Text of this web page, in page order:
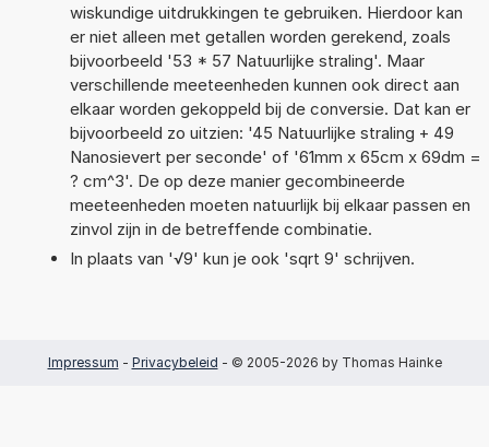
wiskundige uitdrukkingen te gebruiken. Hierdoor kan
er niet alleen met getallen worden gerekend, zoals
bijvoorbeeld '53 * 57 Natuurlijke straling'. Maar
verschillende meeteenheden kunnen ook direct aan
elkaar worden gekoppeld bij de conversie. Dat kan er
bijvoorbeeld zo uitzien: '45 Natuurlijke straling + 49
Nanosievert per seconde' of '61mm x 65cm x 69dm =
? cm^3'. De op deze manier gecombineerde
meeteenheden moeten natuurlijk bij elkaar passen en
zinvol zijn in de betreffende combinatie.
In plaats van '√9' kun je ook 'sqrt 9' schrijven.
Impressum - Privacybeleid - © 2005-2026 by Thomas Hainke